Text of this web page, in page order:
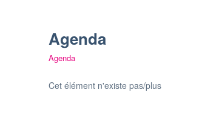
Agenda
Agenda
Cet élément n'existe pas/plus